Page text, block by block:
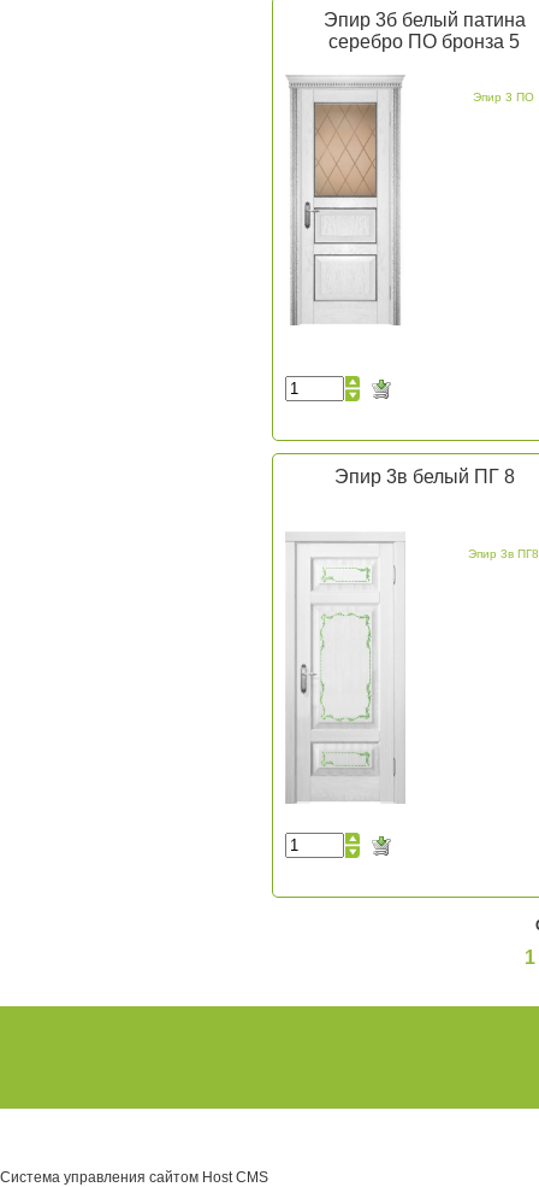
Эпир 3б белый патина
серебро ПО бронза 5
Эпир 3 ПО
Эпир 3в белый ПГ 8
Эпир 3в ПГ8
Система управления сайтом Host CMS